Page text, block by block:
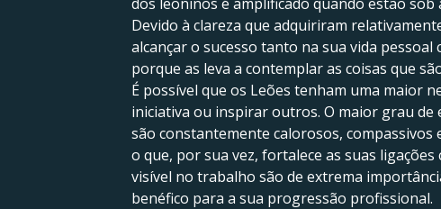
Devido à clareza que adquiriram
alcançar o sucesso tanto na sua vida
porque as leva a contemplar as coisas que
É possível que os Leões tenham uma maior
iniciativa ou inspirar outros. O maior grau de
são constantemente calorosos, compassivos
o que, por sua vez, fortalece as suas
visível no trabalho são de extrema
benéfico para a sua progressão profissional.